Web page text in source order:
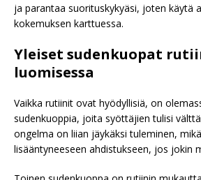
ja parantaa suorituskykyäsi, joten käytä
kokemuksen karttuessa.
Yleiset sudenkuopat
luomisessa
Vaikka rutiinit ovat hyödyllisiä, on
sudenkuoppia, joita syöttäjien tulisi
ongelma on liian jäykäksi tuleminen,
lisääntyneeseen ahdistukseen, jos jokin